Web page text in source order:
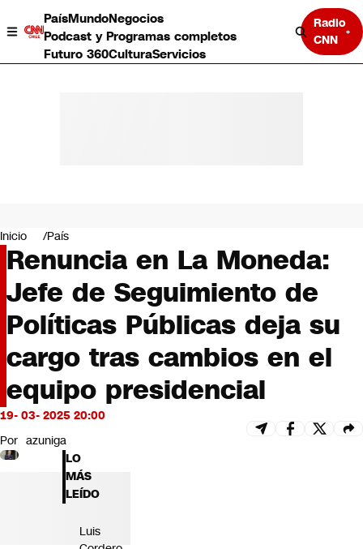
PaísMundoNegocios
Podcast y Programas completos
Futuro 360CulturaServicios
Radio
CNN
Negocios
Deportes
Programas completos
Cultura
Servicios
Bits
CNN tiempo
Futuro 360
Opinión
Inicio País
Renuncia en La Moneda:
Jefe de Seguimiento de
Políticas Públicas deja su
cargo tras cambios en el
equipo presidencial
19- 03- 2025 20:00
Por azuniga
LO
MÁS
LEÍDO
Luis